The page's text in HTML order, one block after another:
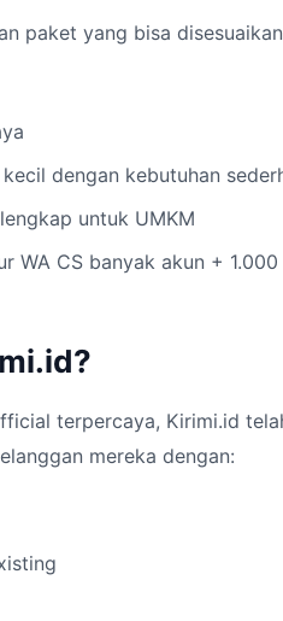
paket yang bisa
dengan kebutuhan
untuk UMKM
WA CS banyak akun + 1.000
terpercaya, Kirimi.id
mereka dengan: